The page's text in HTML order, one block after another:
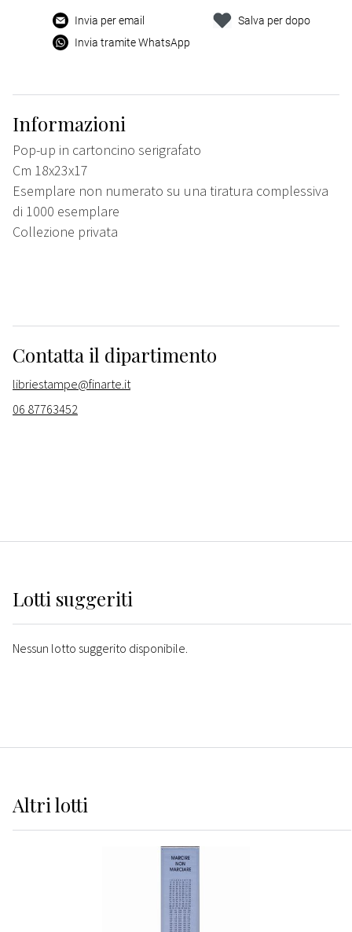
Invia per email
Invia tramite WhatsApp
Salva per dopo
Informazioni
Pop-up in cartoncino serigrafato
Cm 18x23x17
Esemplare non numerato su una tiratura complessiva
di 1000 esemplare
Collezione privata
Contatta il dipartimento
libriestampe@finarte.it
06 87763452
Lotti suggeriti
Nessun lotto suggerito disponibile.
Altrilotti